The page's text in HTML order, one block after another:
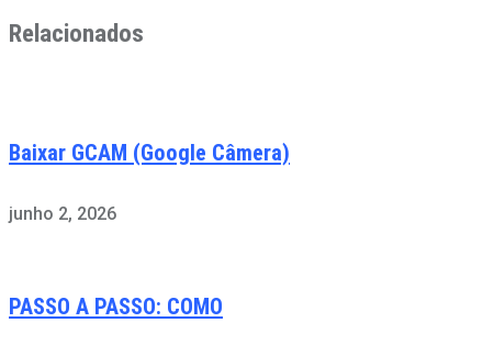
Relacionados
Baixar GCAM (Google Câmera)
junho 2, 2026
PASSO A PASSO: COMO